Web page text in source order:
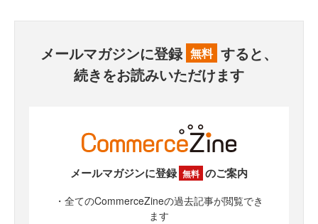
メールマガジンに登録 無料 すると、
続きをお読みいただけます
メールマガジンに登録 無料 のご案内
・全てのCommerceZineの過去記事が閲覧でき
ます